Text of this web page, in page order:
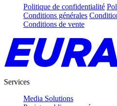
Politique de confidentialité
Conditions générales
Conditions de vente
Services
Media Solutions